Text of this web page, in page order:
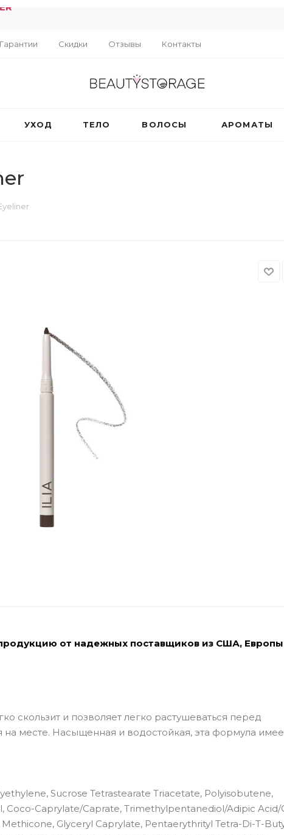
Гарантии Скидки Отзывы Контакты
УХОД ТЕЛО ВОЛОСЫ АРОМАТЫ
от надежных поставщиков из США,
скользит и позволяет легко растушеваться перед
месте. Насыщенная и водостойкая, эта формула
Sucrose Tetrastearate Triacetate, Polyisobutene,
Coco-Caprylate/Caprate, Trimethylpentanediol/Adipic Acid/
Glyceryl Caprylate, Pentaerythrityl Tetra-Di-T-